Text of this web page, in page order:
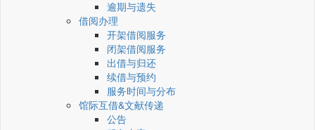
逾期与遗失
借阅办理
开架借阅服务
闭架借阅服务
出借与归还
续借与预约
服务时间与分布
馆际互借&文献传递
公告